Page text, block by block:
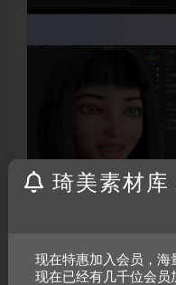
声明：
温馨提示：本资源
该资源侵犯了您的权益，请
琦美素材库
现在特惠加入会员，海
现在已经有几千位会员